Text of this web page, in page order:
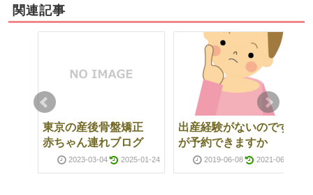
関連記事
東京の産後骨盤矯正
赤ちゃん連れブログ
2023-03-04 2025-01-24
出産経験がないのです
が予約できますか
2019-06-08 2021-06-26